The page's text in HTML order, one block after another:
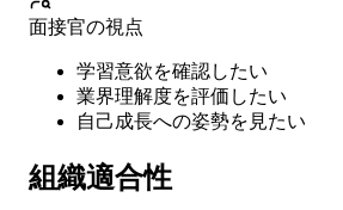
面接官の視点
学習意欲を確認したい
業界理解度を評価したい
自己成長への姿勢を見たい
組織適合性